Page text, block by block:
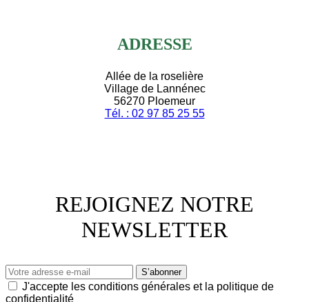
ADRESSE
Allée de la roselière
Village de Lannénec
56270 Ploemeur
Tél. : 02 97 85 25 55
REJOIGNEZ NOTRE
NEWSLETTER
J'accepte les conditions générales et la politique de
confidentialité